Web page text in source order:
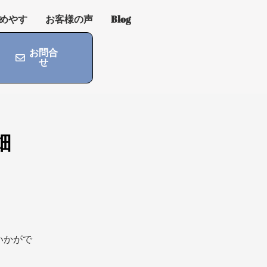
やす お客様の声 Blog
お問合
せ
かがで